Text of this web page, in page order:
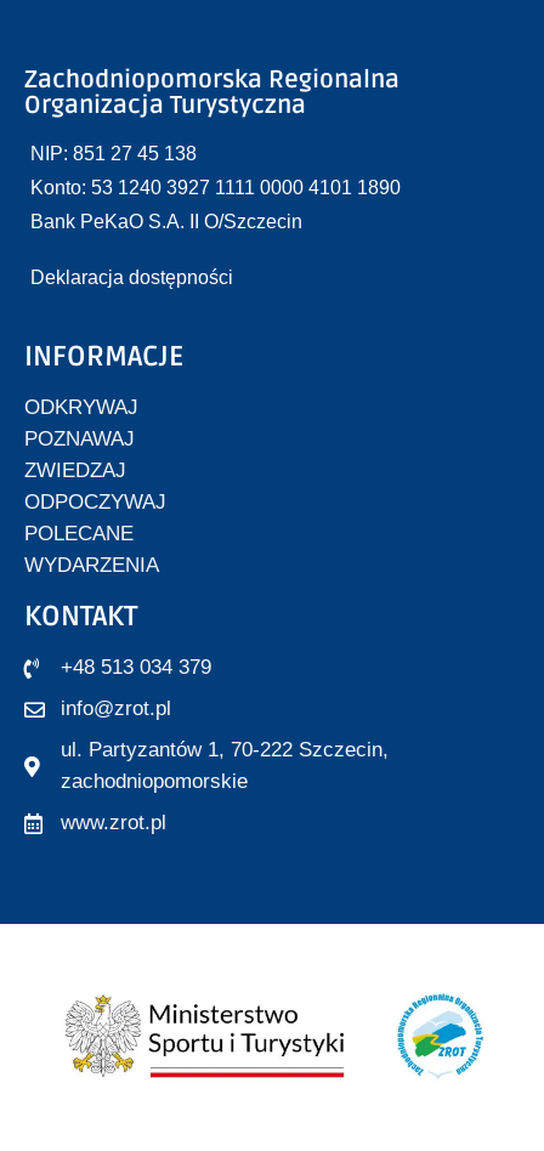
Zachodniopomorska Regionalna
Organizacja Turystyczna
NIP: 851 27 45 138
Konto: 53 1240 3927 1111 0000 4101 1890
Bank PeKaO S.A. II O/Szczecin
Deklaracja dostępności
INFORMACJE
ODKRYWAJ
POZNAWAJ
ZWIEDZAJ
ODPOCZYWAJ
POLECANE
WYDARZENIA
KONTAKT
+48 513 034 379
info@zrot.pl
ul. Partyzantów 1, 70-222 Szczecin,
zachodniopomorskie
www.zrot.pl